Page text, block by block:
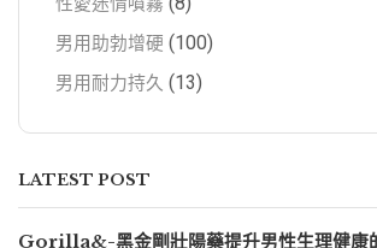
男用助勃增硬 (100)
男用耐力持久 (13)
LATEST POST
Gorilla&-黑金剛壯陽藥提升男性生理健康